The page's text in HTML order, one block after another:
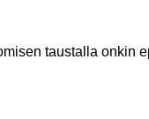
taustalla onkin